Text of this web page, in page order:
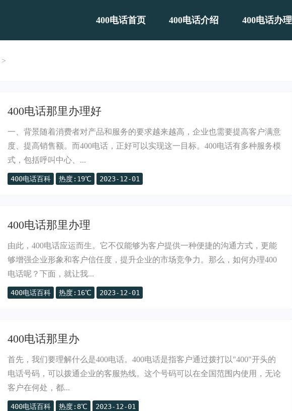
400电话首页 400电话介绍 400电话办理
>
400电话那里办理好
一、背景随着消费者对产品和服务的要求越来越高，企业也需要提高客户满意
度、提高销售额。而400电话，正好可以实现这一目标。400电话有多种服务模
式，包括呼叫中心、...
400电话百科 热度:19℃ 2023-12-01
400电话那里办理
由此，400电话应运而生。它不仅能够为客户提供一种便捷的沟通方式，更能
够增强企业形象和客户信任度，提升企业的市场竞争力。那么，如何办理400
电话呢？下面，就让我...
400电话百科 热度:16℃ 2023-12-01
400电话那里办
首先，我们要理解什么是400电话。400电话是指客户通过拨打以"400"开头的
电话号码，可以拨通企业的客服热线。这个号码可以在全国范围内使用，无论
客户在何处，都...
400电话百科 热度:8℃ 2023-12-01